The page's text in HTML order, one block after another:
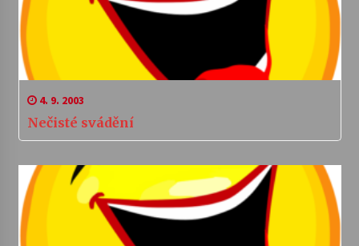
4. 9. 2003
Nečisté svádění